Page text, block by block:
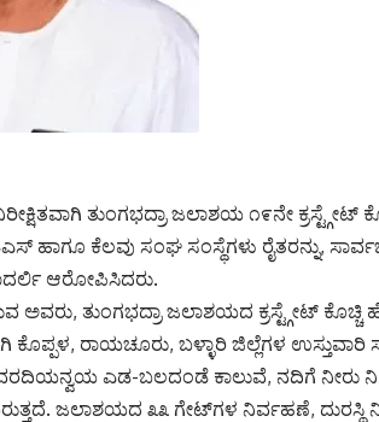
ತುಂಗಭದ್ರಾ ಜಲಾಶಯ ೧೯ನೇ
ಹಾಗೂ ಕೆಲವು ಸಂಘ ಸಂಸ್ಥೆಗಳು ರೈತರನ್ನು,
ಆರೋಪಿಸಿದರು.
ಅವರು, ತುಂಗಭದ್ರಾ ಜಲಾಶಯದ ಕ್ರಸ್ಟ್ಗೇಟ್
ಕೊಪ್ಪಳ, ರಾಯಚೂರು, ಬಳ್ಳಾರಿ ಜಿಲ್ಲೆಗಳ ಉಸ್ತುವಾರಿ
ಎಡ-ಬಲದಂಡೆ ಕಾಲುವೆ, ನದಿಗೆ ನೀರು
ಜಲಾಶಯದ ೩೩ ಗೇಟ್‌ಗಳ ನಿರ್ವಹಣೆ, ದುರಸ್ಥಿ